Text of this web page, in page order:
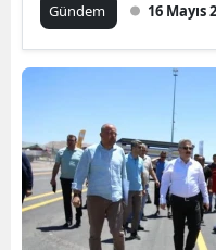
Gündem 16 Mayıs